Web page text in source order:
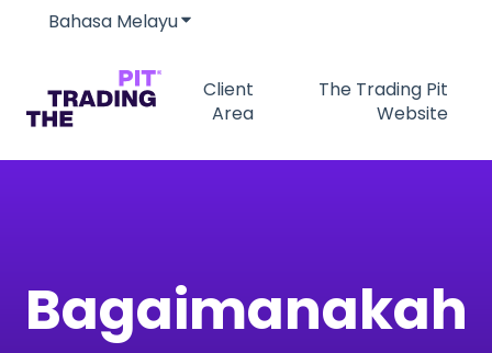
Bahasa MelayuTunjukkan submenu untuk
Client
Area
The Trading Pit
Website
Bagaimanakah